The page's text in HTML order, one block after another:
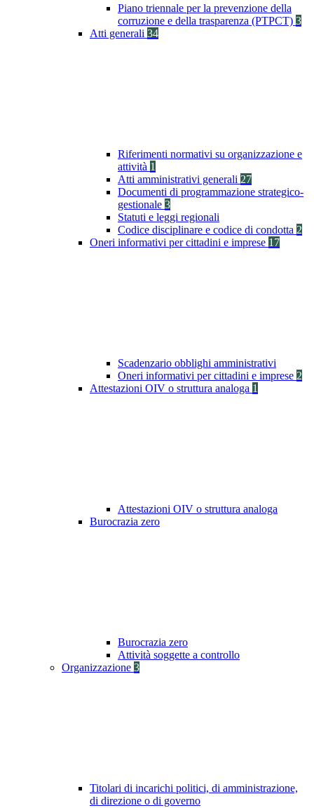
Piano triennale per la prevenzione della
corruzione e della trasparenza (PTPCT) 3
Atti generali 34
Riferimenti normativi su organizzazione e
attività 1
Atti amministrativi generali 27
Documenti di programmazione strategico-
gestionale 3
Statuti e leggi regionali
Codice disciplinare e codice di condotta 2
Oneri informativi per cittadini e imprese 17
Scadenzario obblighi amministrativi
Oneri informativi per cittadini e imprese 2
Attestazioni OIV o struttura analoga 1
Attestazioni OIV o struttura analoga
Burocrazia zero
Burocrazia zero
Attività soggette a controllo
Organizzazione 3
Titolari di incarichi politici, di amministrazione,
di direzione o di governo